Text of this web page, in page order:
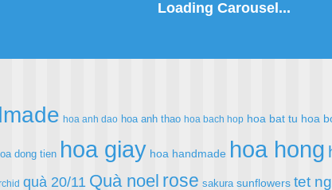
hoa anh dao hoa anh thao hoa bach hop hoa bat tu hoa
dong tien hoa giay hoa handmade hoa hong
quà 20/11 Quà noel rose sakura sunflowers tet